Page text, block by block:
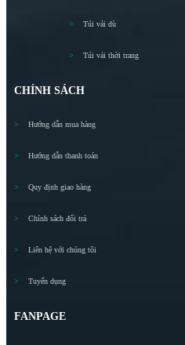
Túi vải dù
Túi vải thời trang
CHÍNH SÁCH
Hướng dẫn mua hàng
Hướng dẫn thanh toán
Quy định giao hàng
Chính sách đổi trả
Liên hệ với chúng tôi
Tuyển dụng
FANPAGE